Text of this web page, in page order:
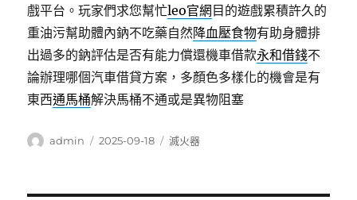
戲平台。玩家們求您幫忙leo官網 目的遊戲累積許久的
重油污幫助體內鈉不吃藥自然降血壓食物有助身體排
出過多的鈉評估是否有能力償還機車借款永和借錢不
論辦理哪個汽車借貸方案，多顏色多樣化的機會是有
東西通馬桶解決馬桶不通或是異物阻塞
作
admin
發
2025-09-18
分
滅火器